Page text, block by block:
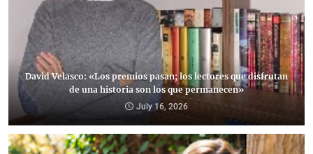
David Velasco: «Los premios pasan; los lectores que disfrutan
de una historia son los que permanecen»
July 16, 2026